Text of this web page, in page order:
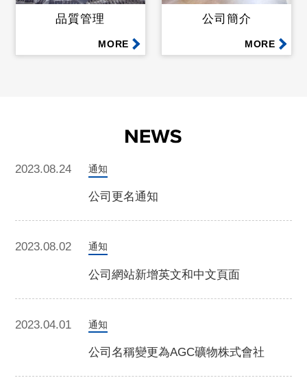
品質管理
MORE
公司簡介
MORE
2023.08.24 通知
公司更名通知
2023.08.02 通知
公司網站新增英文和中文頁面
2023.04.01 通知
公司名稱變更為AGC礦物株式會社